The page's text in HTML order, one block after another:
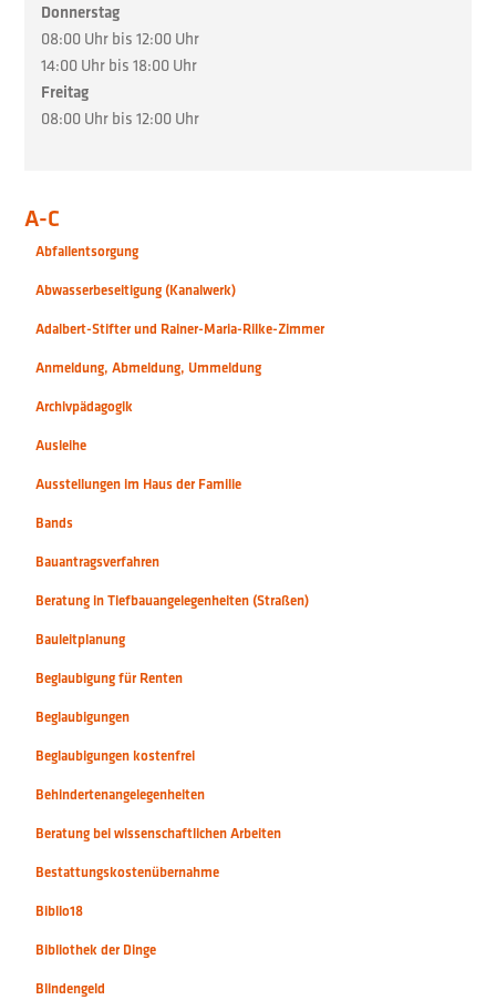
Donnerstag
08:00 Uhr bis 12:00 Uhr
14:00 Uhr bis 18:00 Uhr
Freitag
08:00 Uhr bis 12:00 Uhr
A-C
Abfallentsorgung
Abwasserbeseitigung (Kanalwerk)
Adalbert-Stifter und Rainer-Maria-Rilke-Zimmer
Anmeldung, Abmeldung, Ummeldung
Archivpädagogik
Ausleihe
Ausstellungen im Haus der Familie
Bands
Bauantragsverfahren
Beratung in Tiefbauangelegenheiten (Straßen)
Bauleitplanung
Beglaubigung für Renten
Beglaubigungen
Beglaubigungen kostenfrei
Behindertenangelegenheiten
Beratung bei wissenschaftlichen Arbeiten
Bestattungskostenübernahme
Biblio18
Bibliothek der Dinge
Blindengeld